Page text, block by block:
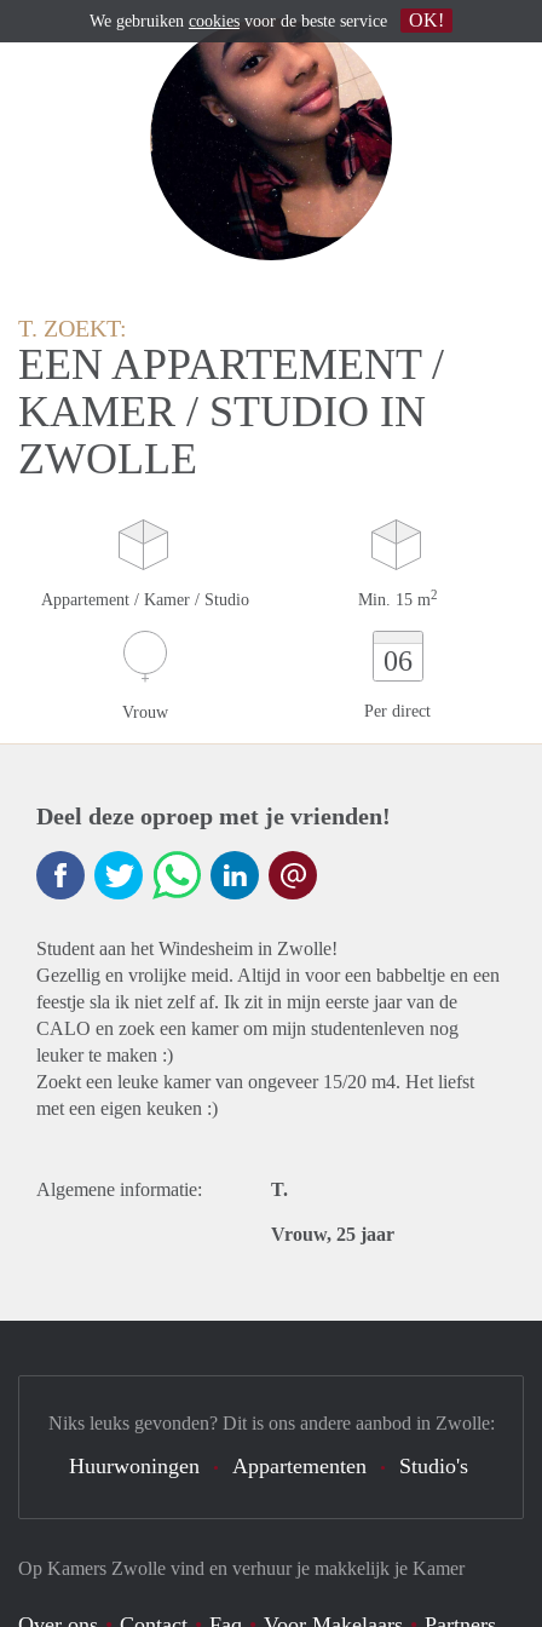
T. ZOEKT:
EEN APPARTEMENT /
KAMER / STUDIO IN
ZWOLLE
Appartement / Kamer / Studio Min. 15 m2
Vrouw
06
Per direct
Deel deze oproep met je vrienden!
Student aan het Windesheim in Zwolle!
Gezellig en vrolijke meid. Altijd in voor een babbeltje en een
feestje sla ik niet zelf af. Ik zit in mijn eerste jaar van de
CALO en zoek een kamer om mijn studentenleven nog
leuker te maken :)
Zoekt een leuke kamer van ongeveer 15/20 m4. Het liefst
met een eigen keuken :)
Algemene informatie: T.
Vrouw, 25 jaar
Op Kamers Zwolle vind en verhuur je makkelijk je Kamer
Niks leuks gevonden? Dit is ons andere aanbod in Zwolle:
Huurwoningen Appartementen Studio's
We gebruiken cookies voor de beste service OK!